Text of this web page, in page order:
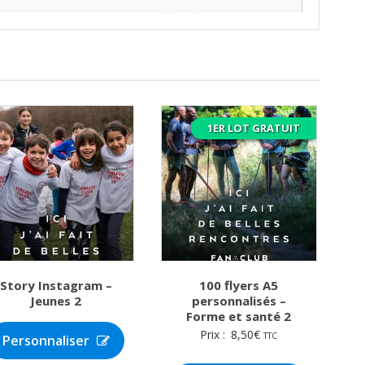
Story Instagram –
Jeunes 2
Personnaliser
1ER LOT GRATUIT
100 flyers A5
personnalisés –
Forme et santé 2
Prix : 8,50€ TTC